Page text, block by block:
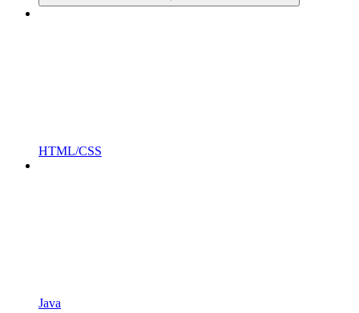
HTML/CSS
Java